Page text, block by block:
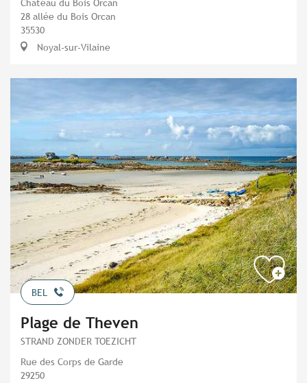
Château du Bois Orcan
28 allée du Bois Orcan
35530
Noyal-sur-Vilaine
BEL
Plage de Theven
STRAND ZONDER TOEZICHT
Rue des Corps de Garde
29250